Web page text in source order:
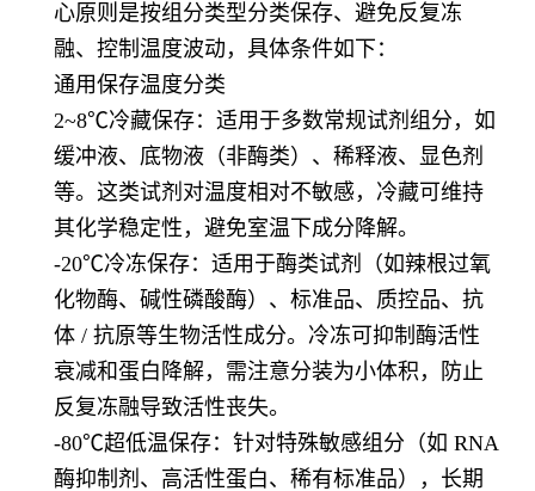
心原则是按组分类型分类保存、避免反复冻
融、控制温度波动，具体条件如下：
通用保存温度分类
2~8℃冷藏保存：适用于多数常规试剂组分，如
缓冲液、底物液（非酶类）、稀释液、显色剂
等。这类试剂对温度相对不敏感，冷藏可维持
其化学稳定性，避免室温下成分降解。
-20℃冷冻保存：适用于酶类试剂（如辣根过氧
化物酶、碱性磷酸酶）、标准品、质控品、抗
体 / 抗原等生物活性成分。冷冻可抑制酶活性
衰减和蛋白降解，需注意分装为小体积，防止
反复冻融导致活性丧失。
-80℃超低温保存：针对特殊敏感组分（如 RNA
酶抑制剂、高活性蛋白、稀有标准品），长期